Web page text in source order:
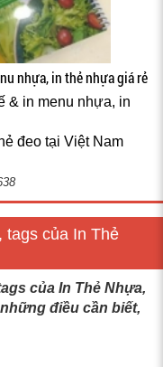
nhựa, in thẻ nhựa giá rẻ
& in menu nhựa, in
đeo tại Việt Nam
tags của In Thẻ
của In Thẻ Nhựa,
điều cần biết,